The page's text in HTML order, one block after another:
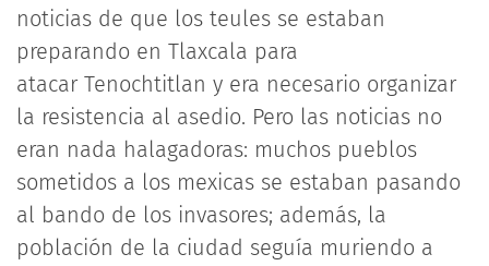
noticias de que los teules se estaban
preparando en Tlaxcala para
atacar Tenochtitlan y era necesario organizar
la resistencia al asedio. Pero las noticias no
eran nada halagadoras: muchos pueblos
sometidos a los mexicas se estaban pasando
al bando de los invasores; además, la
población de la ciudad seguía muriendo a